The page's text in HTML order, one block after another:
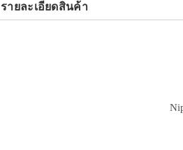
รายละเอียดสินค้า